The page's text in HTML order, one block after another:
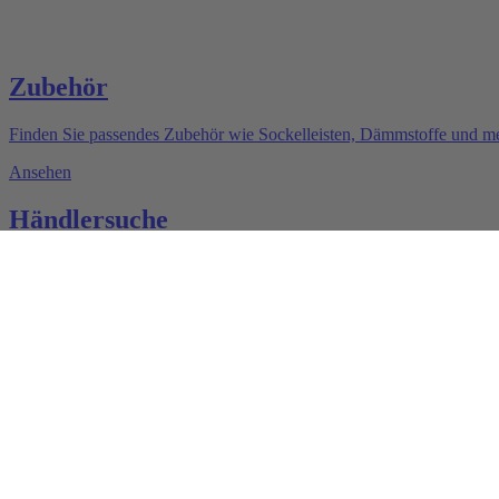
Zubehör
Finden Sie passendes Zubehör wie Sockelleisten, Dämmstoffe und
Ansehen
Händlersuche